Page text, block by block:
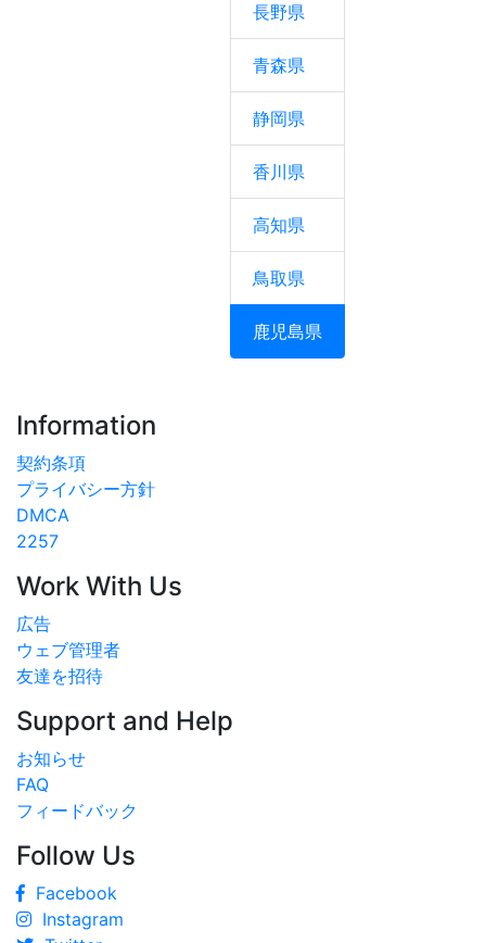
長野県
青森県
静岡県
香川県
高知県
鳥取県
鹿児島県
Information
契約条項
プライバシー方針
DMCA
2257
Work With Us
広告
ウェブ管理者
友達を招待
Support and Help
お知らせ
FAQ
フィードバック
Follow Us
Facebook
Instagram